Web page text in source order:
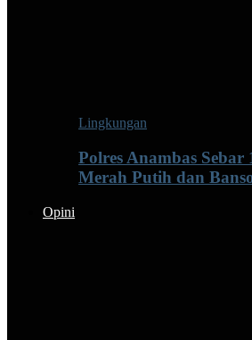
Lingkungan
Polres Anambas Sebar
Merah Putih dan
Opini